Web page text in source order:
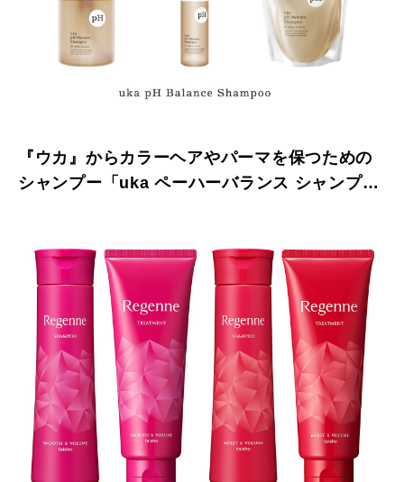
『ウカ』からカラーヘアやパーマを保つための
シャンプー「uka ペーハーバランス シャンプ